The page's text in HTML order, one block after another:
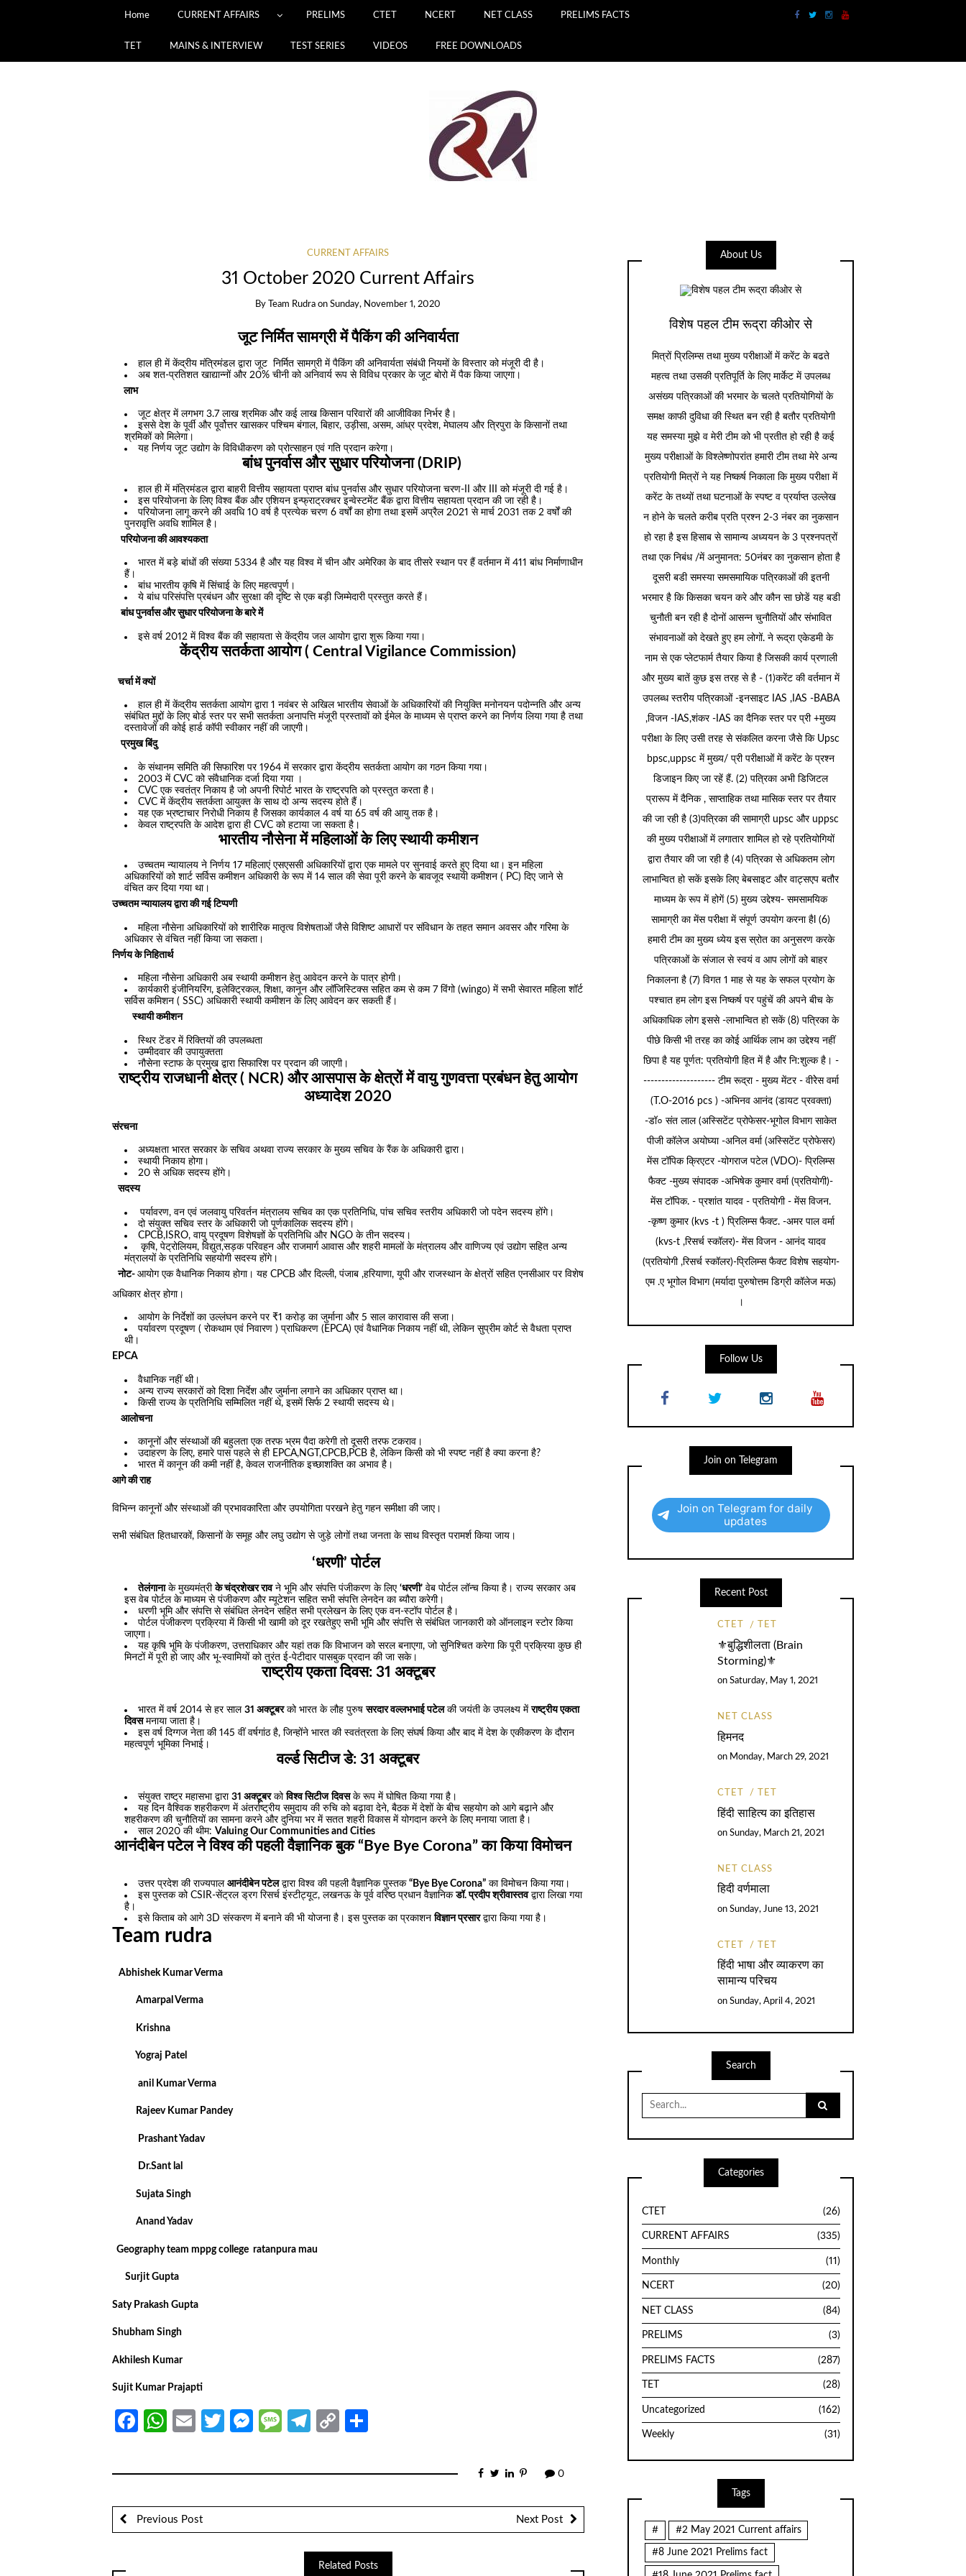
Home CURRENT AFFAIRS PRELIMS CTET NCERT NET CLASS PRELIMS FACTS
TET MAINS & INTERVIEW TEST SERIES VIDEOS FREE DOWNLOADS
CURRENT AFFAIRS
31 October 2020 Current Affairs
By Team Rudra onSunday, November 1, 2020
जूट निर्मित सामग्री में पैकिंग की अनिवार्यता
हाल ही में केंद्रीय मंत्रिमंडल द्वारा जूट निर्मित सामग्री में पैकिंग की अनिवार्यता संबंधी नियमों के विस्तार को मंजूरी दी है।
अब शत-प्रतिशत खाद्यान्नों और 20% चीनी को अनिवार्य रूप से विविध प्रकार के जूट बोरो में पैक किया जाएगा।
लाभ
जूट क्षेत्र में लगभग 3.7 लाख श्रमिक और कई लाख किसान परिवारों की आजीविका निर्भर है।
इससे देश के पूर्वी और पूर्वोत्तर खासकर पश्चिम बंगाल, बिहार, उड़ीसा, असम, आंध्र प्रदेश, मेघालय और त्रिपुरा के किसानों तथा
श्रमिकों को मिलेगा।
यह निर्णय जूट उद्योग के विविधीकरण को प्रोत्साहन एवं गति प्रदान करेगा।
बांध पुनर्वास और सुधार परियोजना (DRIP)
हाल ही में मंत्रिमंडल द्वारा बाहरी वित्तीय सहायता प्राप्त बांध पुनर्वास और सुधार परियोजना चरण-II और III को मंजूरी दी गई है।
इस परियोजना के लिए विश्व बैंक और एशियन इन्फ्राट्रक्चर इन्वेस्टमेंट बैंक द्वारा वित्तीय सहायता प्रदान की जा रही है।
परियोजना लागू करने की अवधि 10 वर्ष है प्रत्येक चरण 6 वर्षों का होगा तथा इसमें अप्रैल 2021 से मार्च 2031 तक 2 वर्षों की
पुनरावृत्ति अवधि शामिल है।
परियोजना की आवश्यकता
भारत में बड़े बांधों की संख्या 5334 है और यह विश्व में चीन और अमेरिका के बाद तीसरे स्थान पर हैं वर्तमान में 411 बांध निर्माणाधीन
हैं।
बांध भारतीय कृषि में सिंचाई के लिए महत्वपूर्ण।
ये बांध परिसंपत्ति प्रबंधन और सुरक्षा की दृष्टि से एक बड़ी जिम्मेदारी प्रस्तुत करते हैं।
बांध पुनर्वास और सुधार परियोजना के बारे में
इसे वर्ष 2012 में विश्व बैंक की सहायता से केंद्रीय जल आयोग द्वारा शुरू किया गया।
केंद्रीय सतर्कता आयोग ( Central Vigilance Commission)
चर्चा में क्यों
हाल ही में केंद्रीय सतर्कता आयोग द्वारा 1 नवंबर से अखिल भारतीय सेवाओं के अधिकारियों की नियुक्ति मनोनयन पदोन्नति और अन्य
संबंधित मुद्दों के लिए बोर्ड स्तर पर सभी सतर्कता अनापत्ति मंजूरी प्रस्तावों को ईमेल के माध्यम से प्राप्त करने का निर्णय लिया गया है तथा
दस्तावेजों की कोई हार्ड कॉपी स्वीकार नहीं की जाएगी।
प्रमुख बिंदु
के संथानम समिति की सिफारिश पर 1964 में सरकार द्वारा केंद्रीय सतर्कता आयोग का गठन किया गया।
2003 में CVC को संवैधानिक दर्जा दिया गया ।
CVC एक स्वतंत्र निकाय है जो अपनी रिपोर्ट भारत के राष्ट्रपति को प्रस्तुत करता है।
CVC में केंद्रीय सतर्कता आयुक्त के साथ दो अन्य सदस्य होते हैं।
यह एक भ्रष्टाचार निरोधी निकाय है जिसका कार्यकाल 4 वर्ष या 65 वर्ष की आयु तक है।
केवल राष्ट्रपति के आदेश द्वारा ही CVC को हटाया जा सकता है।
भारतीय नौसेना में महिलाओं के लिए स्थायी कमीशन
उच्चतम न्यायालय ने निर्णय 17 महिलाएं एसएससी अधिकारियों द्वारा एक मामले पर सुनवाई करते हुए दिया था। इन महिला
अधिकारियों को शार्ट सर्विस कमीशन अधिकारी के रूप में 14 साल की सेवा पूरी करने के बावजूद स्थायी कमीशन ( PC) दिए जाने से
वंचित कर दिया गया था।
उच्चतम न्यायालय द्वारा की गई टिप्पणी
महिला नौसेना अधिकारियों को शारीरिक मातृत्व विशेषताओं जैसे विशिष्ट आधारों पर संविधान के तहत समान अवसर और गरिमा के
अधिकार से वंचित नहीं किया जा सकता।
निर्णय के निहितार्थ
महिला नौसेना अधिकारी अब स्थायी कमीशन हेतु आवेदन करने के पात्र होगी।
कार्यकारी इंजीनियरिंग, इलेक्ट्रिकल, शिक्षा, कानून और लॉजिस्टिक्स सहित कम से कम 7 विंगो (wingo) में सभी सेवारत महिला शॉर्ट
सर्विस कमिशन ( SSC) अधिकारी स्थायी कमीशन के लिए आवेदन कर सकती हैं।
स्थायी कमीशन
स्थिर टेंडर में रिक्तियों की उपलब्धता
उम्मीदवार की उपायुक्तता
नौसेना स्टाफ के प्रमुख द्वारा सिफारिश पर प्रदान की जाएगी।
राष्ट्रीय राजधानी क्षेत्र ( NCR) और आसपास के क्षेत्रों में वायु गुणवत्ता प्रबंधन हेतु आयोग
अध्यादेश 2020
संरचना
अध्यक्षता भारत सरकार के सचिव अथवा राज्य सरकार के मुख्य सचिव के रैंक के अधिकारी द्वारा।
स्थायी निकाय होगा।
20 से अधिक सदस्य होंगे।
सदस्य
पर्यावरण, वन एवं जलवायु परिवर्तन मंत्रालय सचिव का एक प्रतिनिधि, पांच सचिव स्तरीय अधिकारी जो पदेन सदस्य होंगे।
दो संयुक्त सचिव स्तर के अधिकारी जो पूर्णकालिक सदस्य होंगे।
CPCB,ISRO, वायु प्रदूषण विशेषज्ञों के प्रतिनिधि और NGO के तीन सदस्य।
कृषि, पेट्रोलियम, विद्युत,सड़क परिवहन और राजमार्ग आवास और शहरी मामलों के मंत्रालय और वाणिज्य एवं उद्योग सहित अन्य
मंत्रालयों के प्रतिनिधि सहयोगी सदस्य होंगे।
नोट- आयोग एक वैधानिक निकाय होगा। यह CPCB और दिल्ली, पंजाब ,हरियाणा, यूपी और राजस्थान के क्षेत्रों सहित एनसीआर पर विशेष
अधिकार क्षेत्र होगा।
आयोग के निर्देशों का उल्लंघन करने पर ₹1 करोड़ का जुर्माना और 5 साल कारावास की सजा।
पर्यावरण प्रदूषण ( रोकथाम एवं निवारण ) प्राधिकरण (EPCA) एवं वैधानिक निकाय नहीं थी, लेकिन सुप्रीम कोर्ट से वैधता प्राप्त
थी।
EPCA
वैधानिक नहीं थी।
अन्य राज्य सरकारों को दिशा निर्देश और जुर्माना लगाने का अधिकार प्राप्त था।
किसी राज्य के प्रतिनिधि सम्मिलित नहीं थे, इसमें सिर्फ 2 स्थायी सदस्य थे।
आलोचना
कानूनों और संस्थाओं की बहुलता एक तरफ भ्रम पैदा करेगी तो दूसरी तरफ टकराव।
उदाहरण के लिए, हमारे पास पहले से ही EPCA,NGT,CPCB,PCB है, लेकिन किसी को भी स्पष्ट नहीं है क्या करना है?
भारत में कानून की कमी नहीं है, केवल राजनीतिक इच्छाशक्ति का अभाव है।
आगे की राह
विभिन्न कानूनों और संस्थाओं की प्रभावकारिता और उपयोगिता परखने हेतु गहन समीक्षा की जाए।
सभी संबंधित हितधारकों, किसानों के समूह और लघु उद्योग से जुड़े लोगों तथा जनता के साथ विस्तृत परामर्श किया जाय।
‘धरणी’ पोर्टल
तेलंगानाके मुख्यमंत्रीके चंद्रशेखर रावने भूमि और संपत्ति पंजीकरण के लिए‘धरणी’ वेब पोर्टल लॉन्च किया है। राज्य सरकार अब
इस वेब पोर्टल के माध्यम से पंजीकरण और म्यूटेशन सहित सभी संपत्ति लेनदेन का ब्यौरा करेगी।
धरणी भूमि और संपत्ति से संबंधित लेनदेन सहित सभी प्रलेखन के लिए एक वन-स्टॉप पोर्टल है।
पोर्टल पंजीकरण प्रक्रिया में किसी भी खामी को दूर रखतेहुए सभी भूमि और संपत्ति से संबंधित जानकारी को ऑनलाइन स्टोर किया
जाएगा।
यह कृषि भूमि के पंजीकरण, उत्तराधिकार और यहां तक कि विभाजन को सरल बनाएगा, जो सुनिश्चित करेगा कि पूरी प्रक्रिया कुछ ही
मिनटों में पूरी हो जाए और भू-स्वामियों को तुरंत ई-पेटीदार पासबुक प्रदान की जा सके।
राष्ट्रीय एकता दिवस: 31 अक्टूबर
भारत में वर्ष 2014 से हर साल31 अक्टूबरको भारत के लौह पुरुषसरदार वल्लभभाई पटेलकी जयंती के उपलक्ष्य मेंराष्ट्रीय एकता
दिवसमनाया जाता है।
इस वर्ष दिग्गज नेता की 145 वीं वर्षगांठ है, जिन्होंने भारत की स्वतंत्रता के लिए संघर्ष किया और बाद में देश के एकीकरण के दौरान
महत्वपूर्ण भूमिका निभाई।
वर्ल्ड सिटीज डे: 31 अक्टूबर
संयुक्त राष्ट्र महासभा द्वारा31 अक्टूबरकोविश्व सिटीज दिवसके रूप में घोषित किया गया है।
यह दिन वैश्विक शहरीकरण में अंतर्राष्ट्रीय समुदाय की रुचि को बढ़ावा देने, बैठक में देशों के बीच सहयोग को आगे बढ़ाने और
शहरीकरण की चुनौतियों का सामना करने और दुनिया भर में सतत शहरी विकास में योगदान करने के लिए मनाया जाता है।
साल 2020 की थीम:Valuing Our Communities and Cities
आनंदीबेन पटेल ने विश्व की पहली वैज्ञानिक बुक “Bye Bye Corona” का किया विमोचन
उत्तर प्रदेश की राज्यपालआनंदीबेन पटेलद्वारा विश्व की पहली वैज्ञानिक पुस्तक“Bye Bye Corona” का विमोचन किया गया।
इस पुस्तक को CSIR-सेंट्रल ड्रग रिसर्च इंस्टीट्यूट, लखनऊ के पूर्व वरिष्ठ प्रधान वैज्ञानिकडॉ. प्रदीप श्रीवास्तवद्वारा लिखा गया
है।
इसे किताब को आगे 3D संस्करण में बनाने की भी योजना है। इस पुस्तक का प्रकाशनविज्ञान प्रसारद्वारा किया गया है।
Team rudra
Abhishek Kumar Verma
Amarpal Verma
Krishna
Yograj Patel
anil Kumar Verma
Rajeev Kumar Pandey
Prashant Yadav
Dr.Sant lal
Sujata Singh
Anand Yadav
Geography team mppg college ratanpura mau
Surjit Gupta
Saty Prakash Gupta
Shubham Singh
Akhilesh Kumar
Sujit Kumar Prajapti
Facebook
WhatsApp
EmailTwitter
Messenger
Message
Telegram
Copy
0
Previous Post Next Post
Related Posts
About Us
विशेष पहल टीम रूद्रा कीओर से
मित्रों प्रिलिम्स तथा मुख्य परीक्षाओं में करेंट के बढते
महत्व तथा उसकी प्रतिपूर्ति के लिए मार्केट में उपलब्ध
असंख्य पत्रिकाओं की भरमार के चलते प्रतियोगियों के
समक्ष काफी दुविधा की स्थित बन रही है बतौर प्रतियोगी
यह समस्या मुझे व मेरी टीम को भी प्रतीत हो रही है कई
मुख्य परीक्षाओं के विश्लेष्णोपरांत हमारी टीम तथा मेरे अन्य
प्रतियोगी मित्रों ने यह निष्कर्ष निकाला कि मुख्य परीक्षा में
करेंट के तथ्यों तथा घटनाओं के स्पष्ट व प्रर्याप्त उल्लेख
न होने के चलते करीब प्रति प्रश्न 2-3 नंबर का नुकसान
हो रहा है इस हिसाब से सामान्य अध्ययन के 3 प्रश्नपत्रों
तथा एक निबंध /में अनुमानत: 50नंबर का नुकसान होता है
दूसरी बडी समस्या समसमायिक पत्रिकाओं की इतनी
भरमार है कि किसका चयन करे और कौन सा छोडें यह बडी
चुनौती बन रही है दोनों आसन्न चुनौतियों और संभावित
संभावनाओं को देखते हुए हम लोगों. ने रूद्रा एकेडमी के
नाम से एक प्लेटफार्म तैयार किया है जिसकी कार्य प्रणाली
और मुख्य बातें कुछ इस तरह से है - (1)करेंट की वर्तमान में
उपलब्ध स्तरीय पत्रिकाओं -इनसाइट IAS ,IAS -BABA
,विजन -IAS,शंकर -IAS का दैनिक स्तर पर प्री +मुख्य
परीक्षा के लिए उसी तरह से संकलित करना जैसे कि Upsc
bpsc,uppsc में मुख्य/ प्री परीक्षाओं में करेंट के प्रश्न
डिजाइन किए जा रहें हैं. (2) पत्रिका अभी डिजिटल
प्रारूप में दैनिक , साप्ताहिक तथा मासिक स्तर पर तैयार
की जा रही है (3)पत्रिका की सामाग्री upsc और uppsc
की मुख्य परीक्षाओं में लगातार शामिल हो रहे प्रतियोगियों
द्वारा तैयार की जा रही है (4) पत्रिका से अधिकतम लोग
लाभान्वित हो सकें इसके लिए बेबसाइट और वाट्सएप बतौर
माध्यम के रूप में होगें (5) मुख्य उद्देश्य- समसामयिक
सामाग्री का मेंस परीक्षा में संपूर्ण उपयोग करना हैl (6)
हमारी टीम का मुख्य ध्येय इस स्रोत का अनुसरण करके
पत्रिकाओं के संजाल से स्वयं व आप लोगों को बाहर
निकालना है (7) विगत 1 माह से यह के सफल प्रयोग के
पश्चात हम लोग इस निष्कर्ष पर पहुंचें की अपने बीच के
अधिकाधिक लोग इससे -लाभान्वित हो सकें (8) पत्रिका के
पीछे किसी भी तरह का कोई आर्थिक लाभ का उद्देश्य नहीं
छिपा है यह पूर्णत: प्रतियोगी हित में है और नि:शुल्क है। -
-------------------- टीम रूद्रा - मुख्य मेंटर - वीरेेस वर्मा
(T.O-2016 pcs ) -अभिनव आनंद (डायट प्रवक्ता)
-डॉ० संत लाल (अस्सिटेंट प्रोफेसर-भूगोल विभाग साकेत
पीजी कॉलेज अयोघ्या -अनिल वर्मा (अस्सिटेंट प्रोफेसर)
मेंस टॉपिक क्रिएटर -योगराज पटेल (VDO)- प्रिलिम्स
फैक्ट -मुख्य संपादक -अभिषेक कुमार वर्मा (प्रतियोगी)-
मेंस टॉपिक. - प्रशांत यादव - प्रतियोगी - मेंस विजन.
-कृष्ण कुमार (kvs -t ) प्रिलिम्स फैक्ट. -अमर पाल वर्मा
(kvs-t ,रिसर्च स्कॉलर)- मेंस विजन - आनंद यादव
(प्रतियोगी ,रिसर्च स्कॉलर)-प्रिलिम्स फैक्ट विशेष सहयोग-
एम .ए भूगोल विभाग (मर्यादा पुरुषोत्तम डिग्री कॉलेज मऊ)
।
Follow Us
Join on Telegram
Join on Telegram for daily
updates
Recent Post
CTET TET
⚜️बुद्धिशीलता (Brain
Storming)⚜️
on Saturday, May 1, 2021
NET CLASS
हिमनद
on Monday, March 29, 2021
CTET TET
हिंदी साहित्य का इतिहास
on Sunday, March 21, 2021
NET CLASS
हिदी वर्णमाला
on Sunday, June 13, 2021
CTET TET
हिंदी भाषा और व्याकरण का
सामान्य परिचय
on Sunday, April 4, 2021
Search
Search
for:
Categories
CTET (26)
CURRENT AFFAIRS (335)
Monthly (11)
NCERT (20)
NET CLASS (84)
PRELIMS (3)
PRELIMS FACTS (287)
TET (28)
Uncategorized (162)
Weekly (31)
Tags
# #2 May 2021 Current affairs
#8 June 2021 Prelims fact